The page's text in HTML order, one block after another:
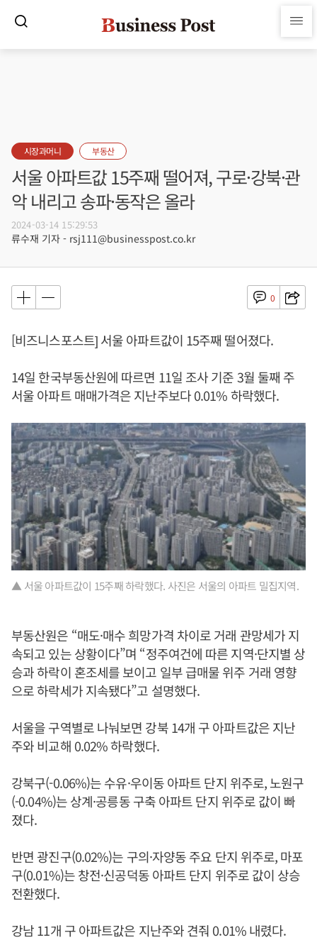
시장과머니 부동산
서울 아파트값 15주째 떨어져, 구로·강북·관
악 내리고 송파·동작은 올라
2024-03-14 15:29:53
류수재 기자 - rsj111@businesspost.co.kr
0
[비즈니스포스트] 서울 아파트값이 15주째 떨어졌다.
14일 한국부동산원에 따르면 11일 조사 기준 3월 둘째 주
서울 아파트 매매가격은 지난주보다 0.01% 하락했다.
▲ 서울 아파트값이 15주째 하락했다. 사진은 서울의 아파트 밀집지역.
부동산원은 “매도·매수 희망가격 차이로 거래 관망세가 지
속되고 있는 상황이다”며 “정주여건에 따른 지역·단지별 상
승과 하락이 혼조세를 보이고 일부 급매물 위주 거래 영향
으로 하락세가 지속됐다”고 설명했다.
서울을 구역별로 나눠보면 강북 14개 구 아파트값은 지난
주와 비교해 0.02% 하락했다.
강북구(-0.06%)는 수유·우이동 아파트 단지 위주로, 노원구
(-0.04%)는 상계·공릉동 구축 아파트 단지 위주로 값이 빠
졌다.
반면 광진구(0.02%)는 구의·자양동 주요 단지 위주로, 마포
구(0.01%)는 창전·신공덕동 아파트 단지 위주로 값이 상승
전환했다.
강남 11개 구 아파트값은 지난주와 견줘 0.01% 내렸다.